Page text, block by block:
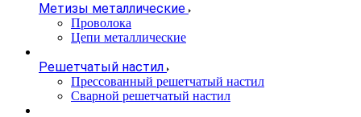
Метизы металлические
Проволока
Цепи металлические
Решетчатый настил
Прессованный решетчатый настил
Сварной решетчатый настил